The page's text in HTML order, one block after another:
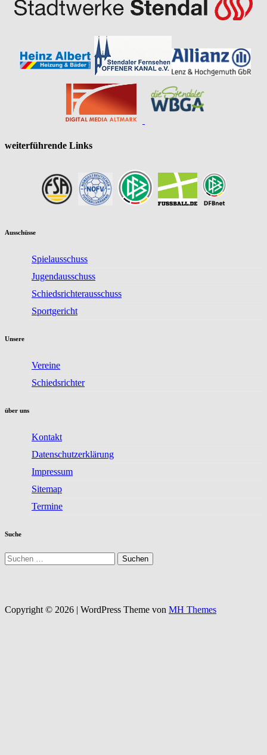
weiterführende Links
Ausschüsse
Spielausschuss
Jugendausschuss
Schiedsrichterausschuss
Sportgericht
Unsere
Vereine
Schiedsrichter
über uns
Kontakt
Datenschutzerklärung
Impressum
Sitemap
Termine
Suche
Suchen
nach:
Copyright © 2026 | WordPress Theme von MH Themes